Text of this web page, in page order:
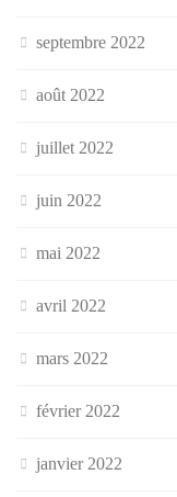
septembre 2022
août 2022
juillet 2022
juin 2022
mai 2022
avril 2022
mars 2022
février 2022
janvier 2022